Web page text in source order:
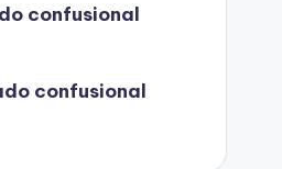
confusional
confusional